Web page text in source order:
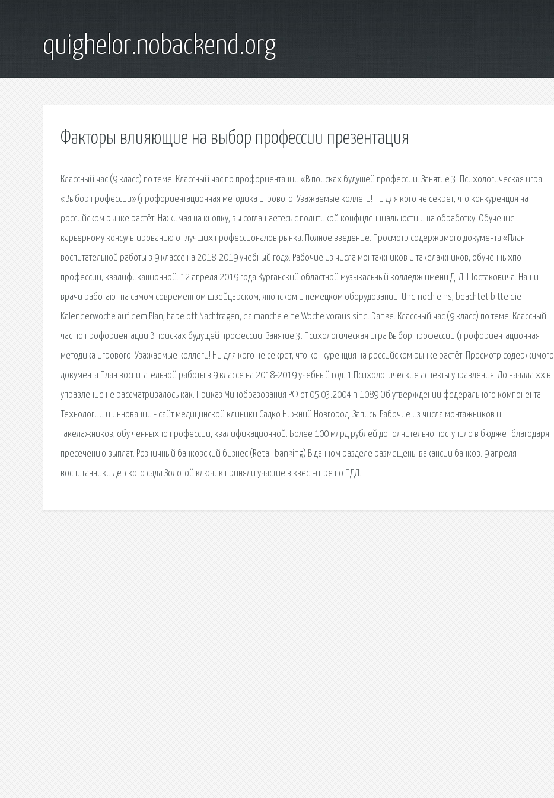
quighelor.nobackend.org
Факторы влияющие на выбор профессии презентация
Классный час (9 класс) по теме: Классный час по профориентации «В поисках будущей профессии. Занятие 3. Психологическая игра
«Выбор профессии» (профориентационная методика игрового. Уважаемые коллеги! Ни для кого не секрет, что конкуренция на
российском рынке растёт. Нажимая на кнопку, вы соглашаетесь с политикой конфиденциальности и на обработку. Обучение
карьерному консультированию от лучших профессионалов рынка. Полное введение. Просмотр содержимого документа «План
воспитательной работы в 9 классе на 2018-2019 учебный год». Рабочие из числа монтажников и такелажников, обу­ченныхпо
профессии, квалификационной. 12 апреля 2019 года Курганский областной музыкальный колледж имени Д. Д. Шостаковича. Наши
врачи работают на самом современном швейцарском, японском и немецком оборудовании. Und noch eins, beachtet bitte die
Kalenderwoche auf dem Plan, habe oft Nachfragen, da manche eine Woche voraus sind. Danke. Классный час (9 класс) по теме: Классный
час по профориентации В поисках будущей профессии. Занятие 3. Психологическая игра Выбор профессии (профориентационная
методика игрового. Уважаемые коллеги! Ни для кого не секрет, что конкуренция на российском рынке растёт. Просмотр содержимого
документа План воспитательной работы в 9 классе на 2018-2019 учебный год. 1.Психологические аспекты управления. До начала xx в.
управление не рассматривалось как. Приказ Минобразования РФ от 05.03.2004 n 1089 Об утверждении федерального компонента.
Технологии и инновации - сайт медицинской клиники Садко Нижний Новгород. Запись. Рабочие из числа монтажников и
такелажников, обу ченныхпо профессии, квалификационной. Более 100 млрд рублей дополнительно поступило в бюджет благодаря
пресечению выплат. Розничный банковский бизнес (Retail banking) В данном разделе размещены вакансии банков. 9 апреля
воспитанники детского сада Золотой ключик приняли участие в квест-игре по ПДД.